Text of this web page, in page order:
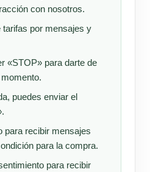
con nosotros.
tarifas por mensajes y
«STOP» para darte de
puedes enviar el
para recibir mensajes
para la compra.
para recibir